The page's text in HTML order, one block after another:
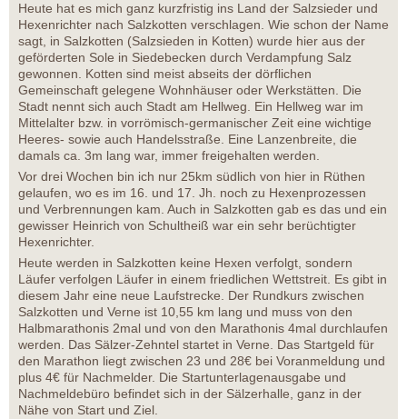
Heute hat es mich ganz kurzfristig ins Land der Salzsieder und
Hexenrichter nach Salzkotten verschlagen. Wie schon der Name
sagt, in Salzkotten (Salzsieden in Kotten) wurde hier aus der
geförderten Sole in Siedebecken durch Verdampfung Salz
gewonnen. Kotten sind meist abseits der dörflichen
Gemeinschaft gelegene Wohnhäuser oder Werkstätten. Die
Stadt nennt sich auch Stadt am Hellweg. Ein Hellweg war im
Mittelalter bzw. in vorrömisch-germanischer Zeit eine wichtige
Heeres- sowie auch Handelsstraße. Eine Lanzenbreite, die
damals ca. 3m lang war, immer freigehalten werden.
Vor drei Wochen bin ich nur 25km südlich von hier in Rüthen
gelaufen, wo es im 16. und 17. Jh. noch zu Hexenprozessen
und Verbrennungen kam. Auch in Salzkotten gab es das und ein
gewisser Heinrich von Schultheiß war ein sehr berüchtigter
Hexenrichter.
Heute werden in Salzkotten keine Hexen verfolgt, sondern
Läufer verfolgen Läufer in einem friedlichen Wettstreit. Es gibt in
diesem Jahr eine neue Laufstrecke. Der Rundkurs zwischen
Salzkotten und Verne ist 10,55 km lang und muss von den
Halbmarathonis 2mal und von den Marathonis 4mal durchlaufen
werden. Das Sälzer-Zehntel startet in Verne. Das Startgeld für
den Marathon liegt zwischen 23 und 28€ bei Voranmeldung und
plus 4€ für Nachmelder. Die Startunterlagenausgabe und
Nachmeldebüro befindet sich in der Sälzerhalle, ganz in der
Nähe von Start und Ziel.